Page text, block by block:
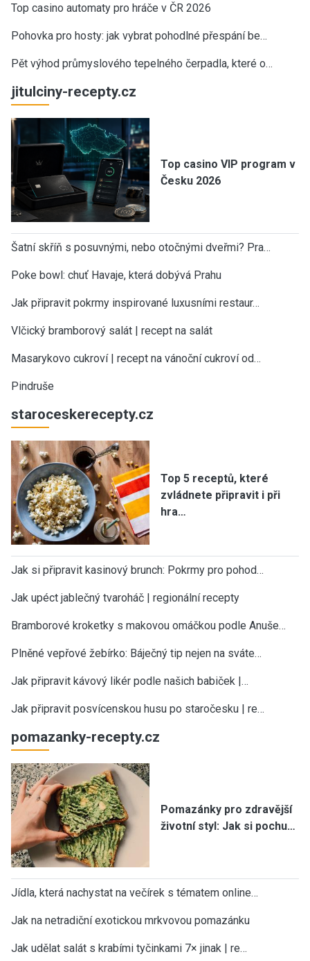
Top casino automaty pro hráče v ČR 2026
Pohovka pro hosty: jak vybrat pohodlné přespání be…
Pět výhod průmyslového tepelného čerpadla, které o…
jitulciny-recepty.cz
Top casino VIP program v
Česku 2026
Šatní skříň s posuvnými, nebo otočnými dveřmi? Pra…
Poke bowl: chuť Havaje, která dobývá Prahu
Jak připravit pokrmy inspirované luxusními restaur…
Vlčický bramborový salát | recept na salát
Masarykovo cukroví | recept na vánoční cukroví od…
Pindruše
staroceskerecepty.cz
Top 5 receptů, které
zvládnete připravit i při
hra…
Jak si připravit kasinový brunch: Pokrmy pro pohod…
Jak upéct jablečný tvaroháč | regionální recepty
Bramborové kroketky s makovou omáčkou podle Anuše…
Plněné vepřové žebírko: Báječný tip nejen na sváte…
Jak připravit kávový likér podle našich babiček |…
Jak připravit posvícenskou husu po staročesku | re…
pomazanky-recepty.cz
Pomazánky pro zdravější
životní styl: Jak si pochu…
Jídla, která nachystat na večírek s tématem online…
Jak na netradiční exotickou mrkvovou pomazánku
Jak udělat salát s krabími tyčinkami 7× jinak | re…